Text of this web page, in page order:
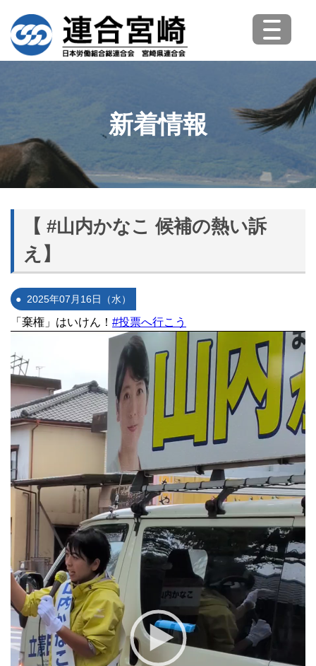
新着情報
【 #山内かなこ 候補の熱い訴
え】
2025年07月16日（水）
「棄権」はいけん！ #投票へ行こう
画
プ
レ
ー
ヤ